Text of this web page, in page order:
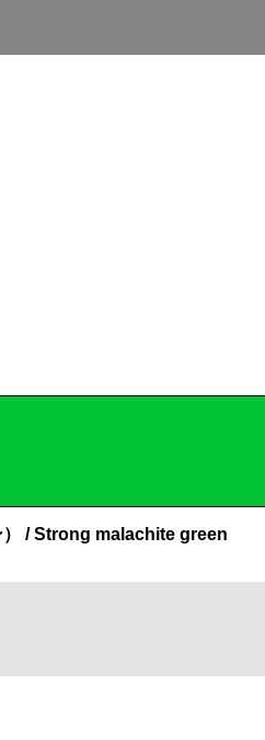
） / Strong malachite green